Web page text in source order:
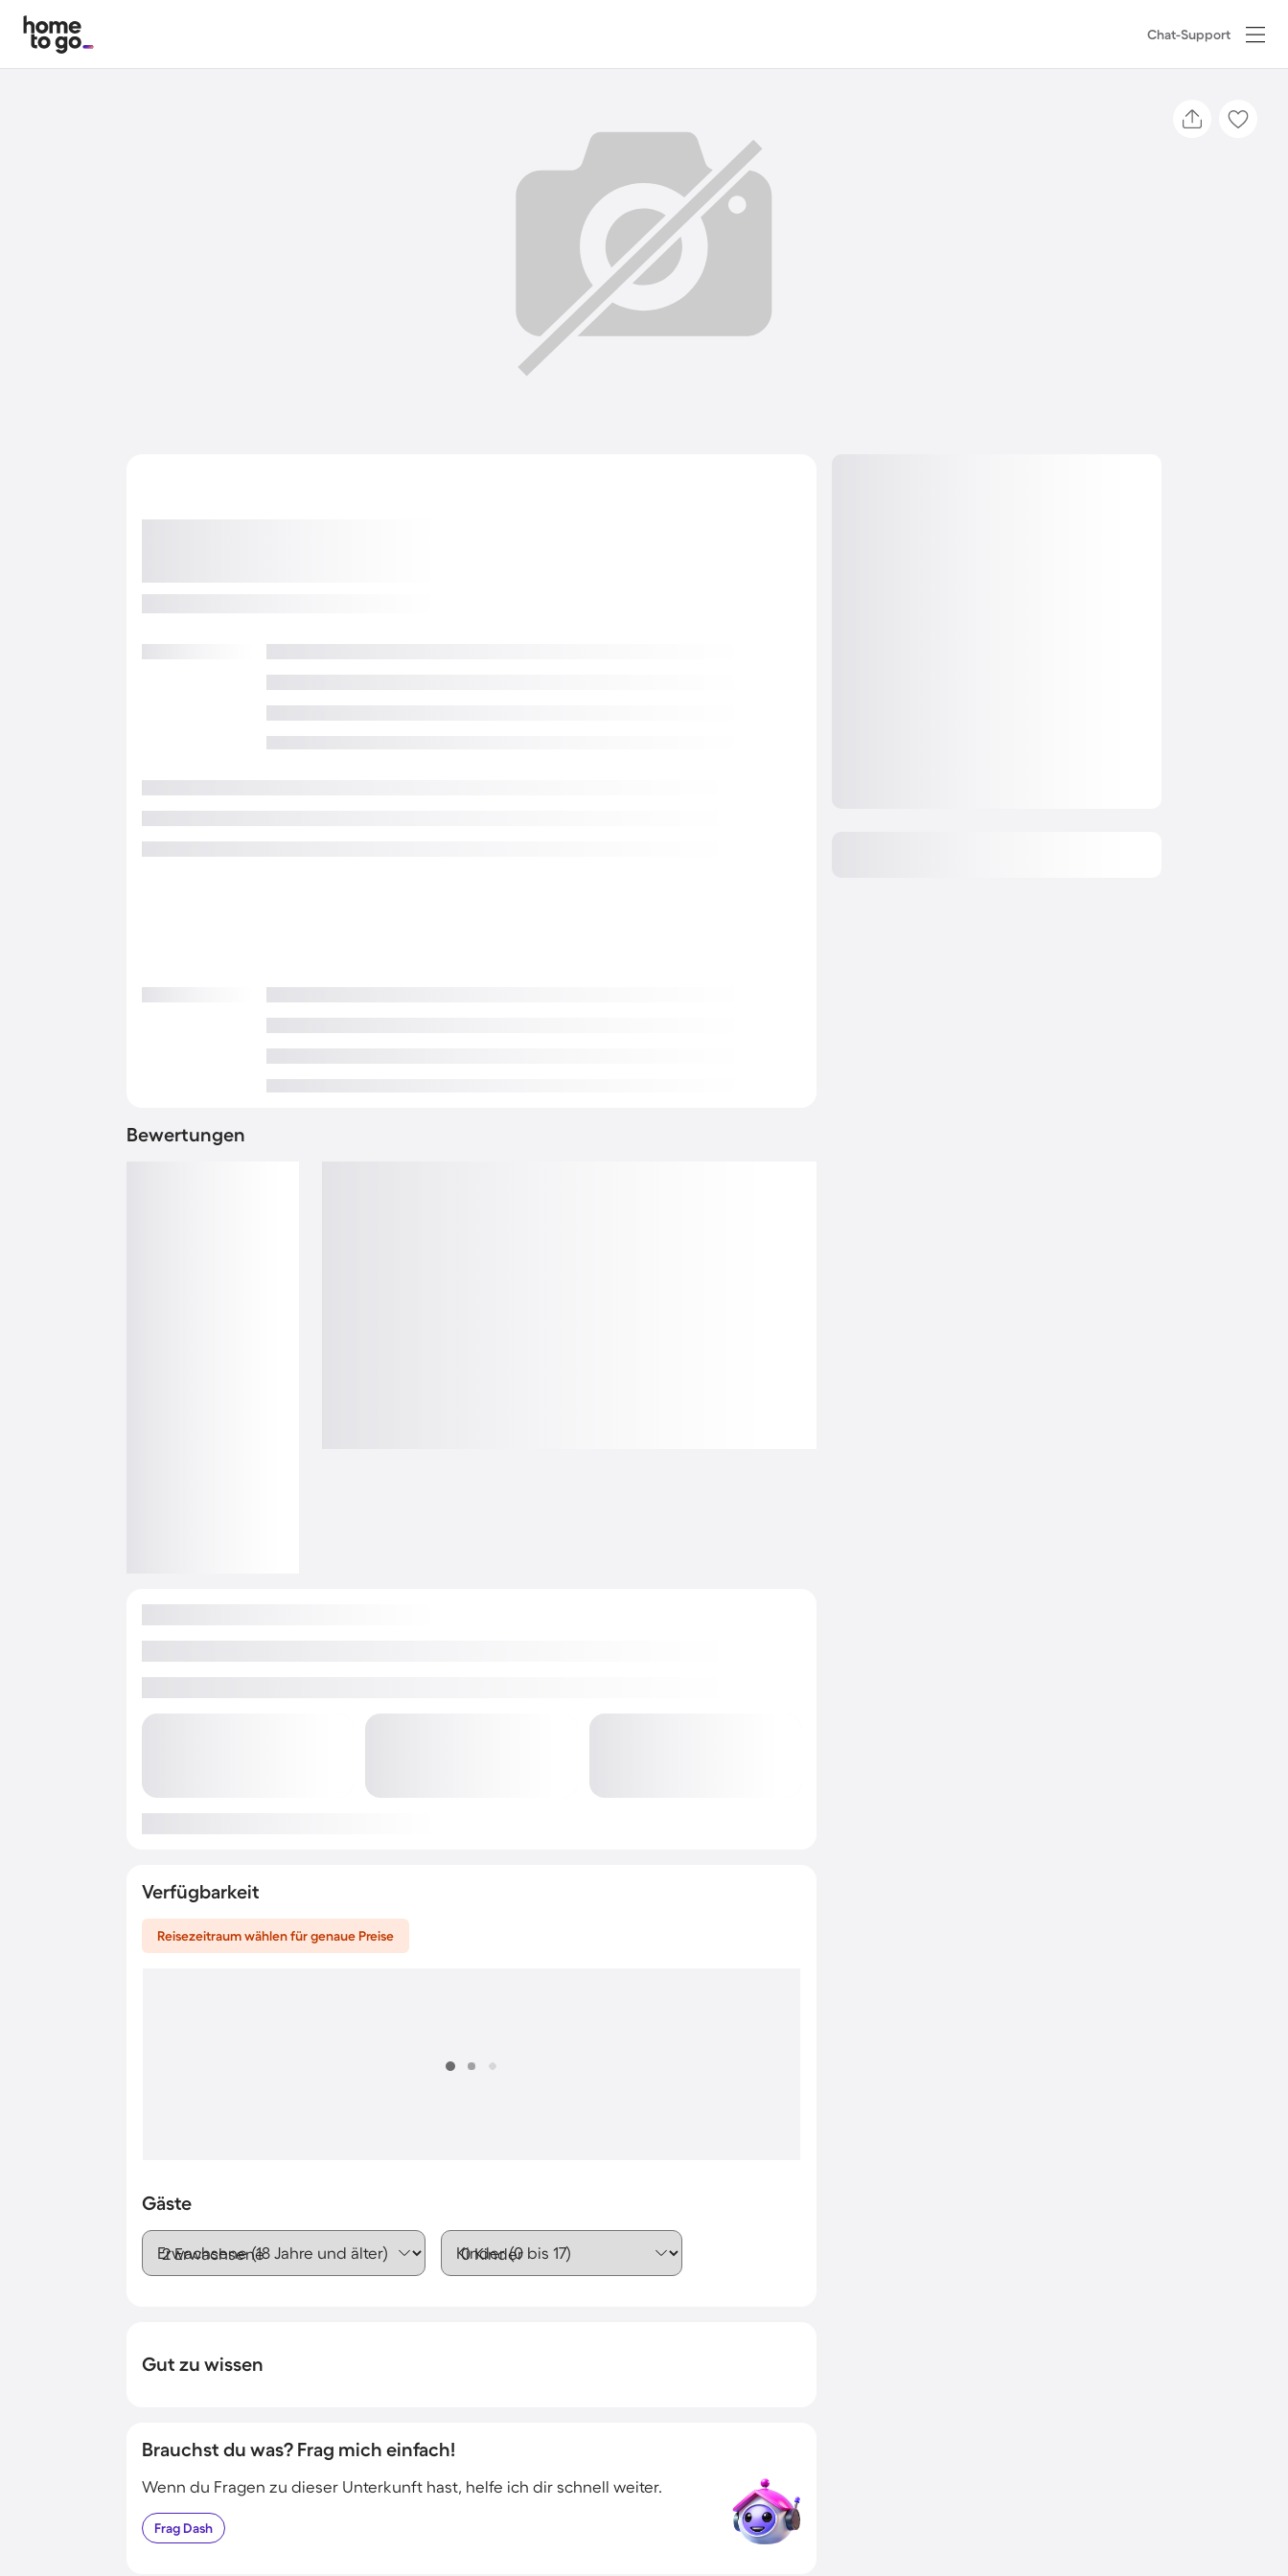
Chat-Support
Bewertungen
Verfügbarkeit
Reisezeitraum wählen für genaue Preise
Gäste
Erwachsene (18 Jahre und älter) Kinder (0 bis 17)
Gut zu wissen
Brauchst du was? Frag mich einfach!
Wenn du Fragen zu dieser Unterkunft hast, helfe ich dir schnell weiter.
FragDash